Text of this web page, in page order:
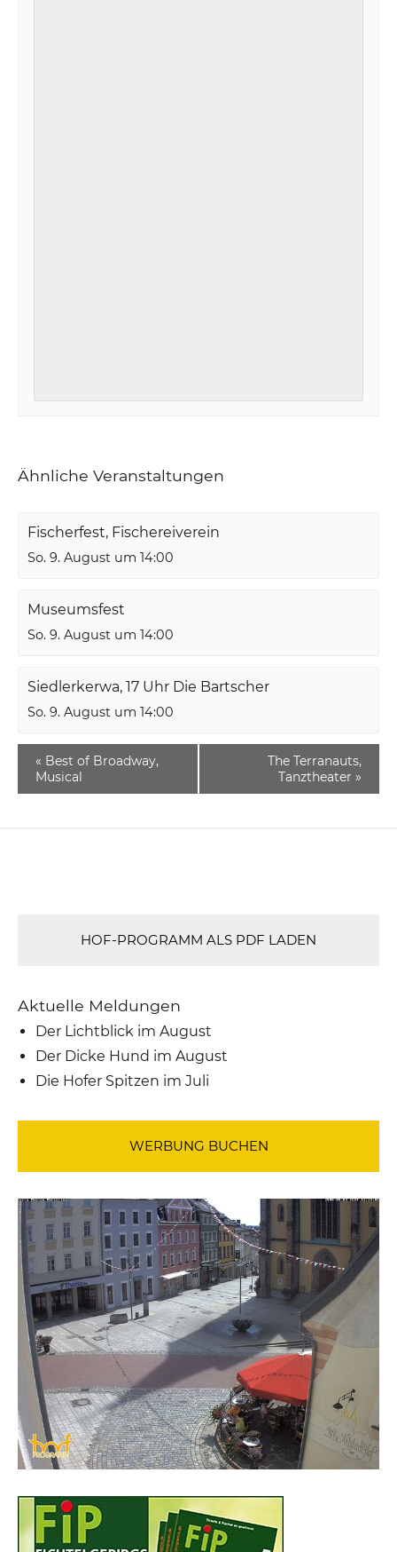
Ähnliche Veranstaltungen
Fischerfest, Fischereiverein
So. 9. August um 14:00
Museumsfest
So. 9. August um 14:00
Siedlerkerwa, 17 Uhr Die Bartscher
So. 9. August um 14:00
« Best of Broadway,
Musical
The Terranauts,
Tanztheater »
HOF-PROGRAMM ALS PDF LADEN
Aktuelle Meldungen
Der Lichtblick im August
Der Dicke Hund im August
Die Hofer Spitzen im Juli
WERBUNG BUCHEN